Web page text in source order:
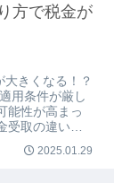
方で税金が
きくなる！？
用条件が厳し
能性が高まっ
取の違いを
2025.01.29